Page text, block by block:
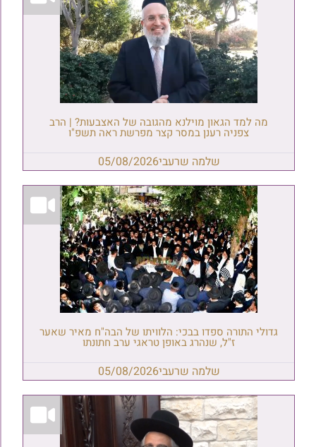
מה למד הגאון מוילנא מהגובה של האצבעות? | הרב
צפניה רענן במסר קצר מפרשת ראה תשפ"ו
שלמה שרעבי05/08/2026
גדולי התורה ספדו בבכי: הלוויתו של הבה"ח מאיר שאער
ז"ל, שנהרג באופן טראגי ערב חתונתו
שלמה שרעבי05/08/2026